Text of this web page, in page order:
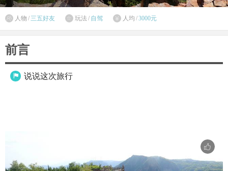
 人物 / 三五好友  玩法 / 自驾  人均 /3000元
前言
 说说这次旅行